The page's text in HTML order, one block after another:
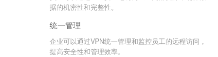
据的机密性和完整性。
统一管理
企业可以通过VPN统一管理和监控员工的远程访问，
提高安全性和管理效率。